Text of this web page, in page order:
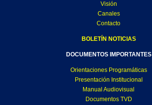
Visión
Canales
Contacto
BOLETÍN NOTICIAS
DOCUMENTOS IMPORTANTES
Orientaciones Programáticas
Presentación Institucional
Manual Audiovisual
Documentos TVD